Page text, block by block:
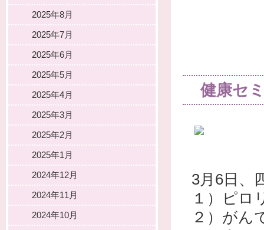
健康セ
3月6日、
１）ピロ
２）がん
2025年8月
2025年7月
2025年6月
2025年5月
2025年4月
2025年3月
2025年2月
2025年1月
2024年12月
2024年11月
2024年10月